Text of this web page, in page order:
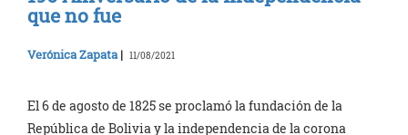
que no fue
Verónica Zapata | 11/08/2021
El 6 de agosto de 1825 se proclamó la fundación de la
República de Bolivia y la independencia de la corona